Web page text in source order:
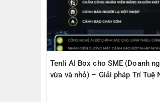
Tenli AI Box cho SME (Doanh
vừa và nhỏ) – Giải pháp Trí Tuệ